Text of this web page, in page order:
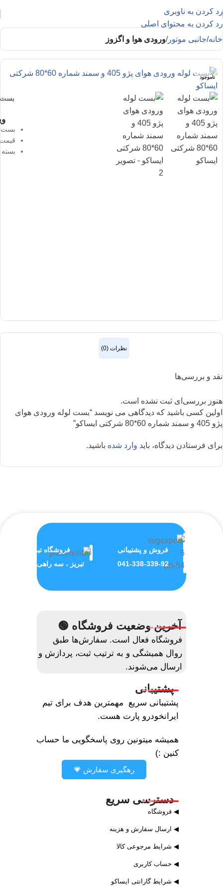
رد کردن به ناوبری
رد کردن به محتوای اصلی
خانه جانبی موتور ورودی هوا و اگزوز
ناموجود
بست لوله
بست لوله
بسته 5 تایی (امکان ارسال تکی)
نظرات (0)
نقد و بررسی‌ها
هنوز بررسی‌ای ثبت نشده است.
اولین کسی باشید که دیدگاهی می نویسد “بست لوله ورودی هوای
پژو 405 و سمند شماره 60*80 شرکتی ایساکو”
برای فرستادن دیدگاه، باید وارد شده باشید.
فروش و پشتیبانی
041-338-339-92
فروشگاه تبریز
تبریز ، سه راهی ولیعصر
آخرین وضعیت فروشگاه 🟢
فروشگاه فعال است. سفارش‌ها طبق
روال همیشگی و به ترتیب ثبت، پردازش و
ارسال می‌شوند.
پشتیبانی
پشتیبانی سریع مهمترین هدف برای تیم
ایرانخودرو پارت هست.
همیشه میتونین روی پاسخگویی ما حساب
کنین :)
رهگیری سفارش 💗
دسترسی سریع
◀ فروشگاه
◀ ارسال سفارش و هزینه
◀ شرایط مرجوعی کالا
◀ حساب کاربری
◀ شرایط گارانتی ایساکو